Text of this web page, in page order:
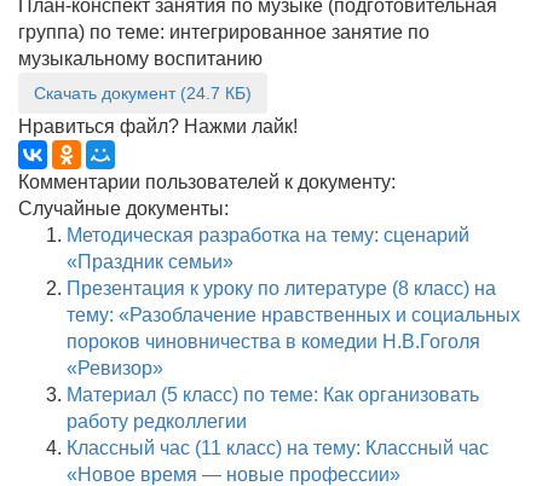
План-конспект занятия по музыке (подготовительная
группа) по теме: интегрированное занятие по
музыкальному воспитанию
Скачать документ (24.7 КБ)
Нравиться файл? Нажми лайк!
Комментарии пользователей к документу:
Случайные документы:
Методическая разработка на тему: сценарий
«Праздник семьи»
Презентация к уроку по литературе (8 класс) на
тему: «Разоблачение нравственных и социальных
пороков чиновничества в комедии Н.В.Гоголя
«Ревизор»
Материал (5 класс) по теме: Как организовать
работу редколлегии
Классный час (11 класс) на тему: Классный час
«Новое время — новые профессии»